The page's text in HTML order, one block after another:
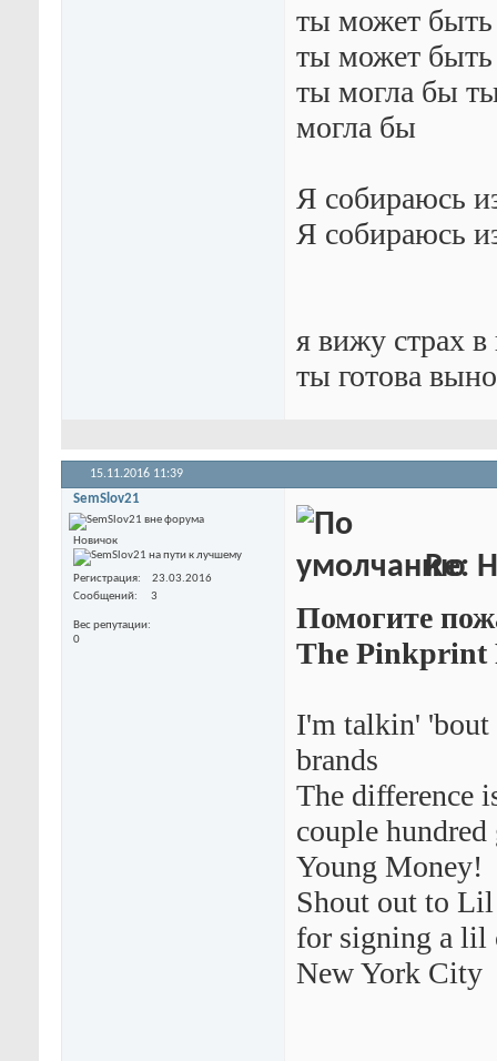
ты может
ты может
ты могла бы
могла бы
Я собираюсь
Я собираюсь
я вижу страх в
ты готова
15.11.2016 11:39
SemSlov21
Новичок
Регистрация
23.03.2016
Сообщений
3
Вес репутации
0
Re:
Помогите
The Pinkprint
I'm talkin' 'bout
brands
The
couple hundred
Young Money!
Shout out to Lil
for signing a lil
New York City